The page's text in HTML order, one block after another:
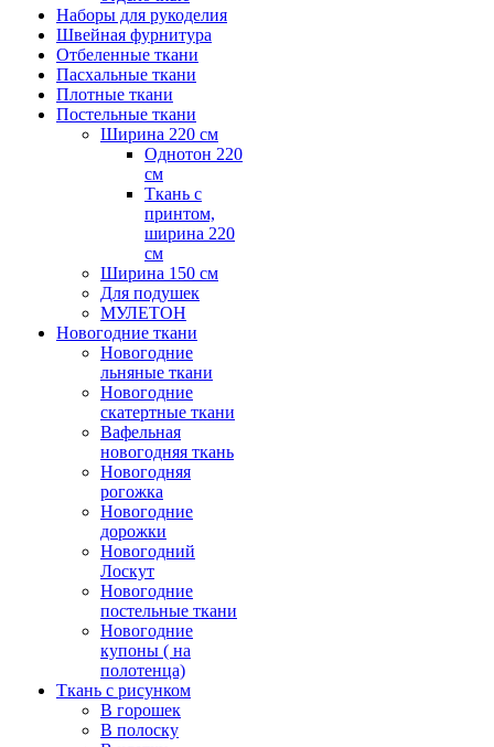
Наборы для рукоделия
Швейная фурнитура
Отбеленные ткани
Пасхальные ткани
Плотные ткани
Постельные ткани
Ширина 220 см
Однотон 220
см
Ткань с
принтом,
ширина 220
см
Ширина 150 см
Для подушек
МУЛЕТОН
Новогодние ткани
Новогодние
льняные ткани
Новогодние
скатертные ткани
Вафельная
новогодняя ткань
Новогодняя
рогожка
Новогодние
дорожки
Новогодний
Лоскут
Новогодние
постельные ткани
Новогодние
купоны ( на
полотенца)
Ткань с рисунком
В горошек
В полоску